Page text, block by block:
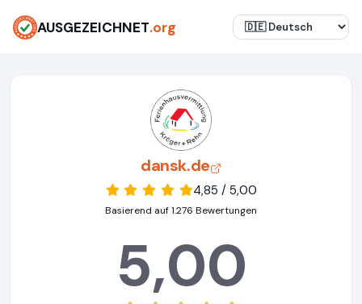
AUSGEZEICHNET.org
dansk.de
4,85 / 5,00
Basierend auf 1.276 Bewertungen
5,00